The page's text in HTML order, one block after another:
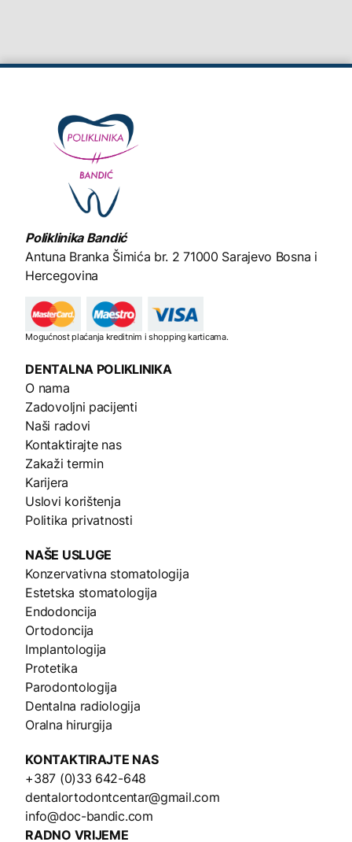
Poliklinika Bandić
Antuna Branka Šimića br. 2 71000 Sarajevo Bosna i
Hercegovina
Mogućnost plaćanja kreditnim i shopping karticama.
DENTALNA POLIKLINIKA
O nama
Zadovoljni pacijenti
Naši radovi
Kontaktirajte nas
Zakaži termin
Karijera
Uslovi korištenja
Politika privatnosti
NAŠE USLUGE
Konzervativna stomatologija
Estetska stomatologija
Endodoncija
Ortodoncija
Implantologija
Protetika
Parodontologija
Dentalna radiologija
Oralna hirurgija
KONTAKTIRAJTE NAS
+387 (0)33 642-648
dentalortodontcentar@gmail.com
info@doc-bandic.com
RADNO VRIJEME